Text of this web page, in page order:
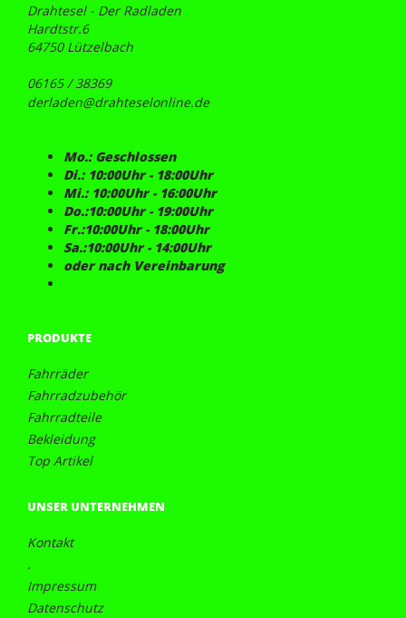
Drahtesel - Der Radladen
Hardtstr.6
64750 Lützelbach
06165 / 38369
derladen@drahteselonline.de
Mo.: Geschlossen
Di.: 10:00Uhr - 18:00Uhr
Mi.: 10:00Uhr - 16:00Uhr
Do.:10:00Uhr - 19:00Uhr
Fr.:10:00Uhr - 18:00Uhr
Sa.:10:00Uhr - 14:00Uhr
oder nach Vereinbarung
PRODUKTE
Fahrräder
Fahrradzubehör
Fahrradteile
Bekleidung
Top Artikel
UNSER UNTERNEHMEN
Kontakt
.
Impressum
Datenschutz